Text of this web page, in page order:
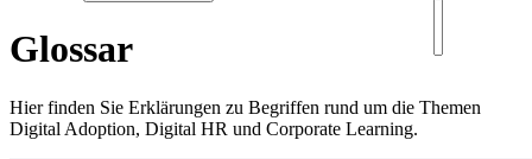
Glossar
Hier finden Sie Erklärungen zu Begriffen rund um die Themen
Digital Adoption, Digital HR und Corporate Learning.